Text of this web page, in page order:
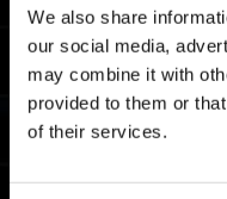
We also share
our social media,
may combine it with
provided to them or
of their services.
Recompensas
Prêmios por